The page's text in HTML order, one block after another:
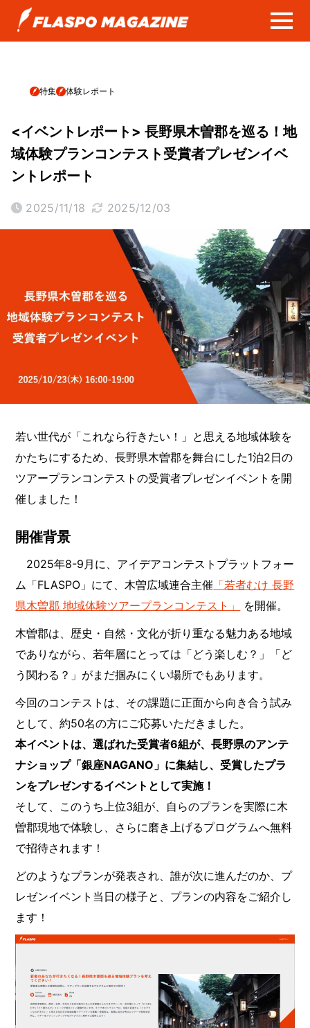
特集 体験レポート
<イベントレポート> 長野県木曽郡を巡る！地
域体験プランコンテスト受賞者プレゼンイベ
ントレポート
2025/11/18 2025/12/03
若い世代が「これなら行きたい！」と思える地域体験を
かたちにするため、長野県木曽郡を舞台にした1泊2日の
ツアープランコンテストの受賞者プレゼンイベントを開
催しました！
開催背景
2025年8-9月に、アイデアコンテストプラットフォー
ム「FLASPO」にて、木曽広域連合主催 「若者むけ 長野
県木曽郡 地域体験ツアープランコンテスト」
を開催。
木曽郡は、歴史・自然・文化が折り重なる魅力ある地域
でありながら、若年層にとっては「どう楽しむ？」「ど
う関わる？」がまだ掴みにくい場所でもあります。
今回のコンテストは、その課題に正面から向き合う試み
として、約50名の方にご応募いただきました。
本イベントは、選ばれた受賞者6組が、長野県のアンテ
ナショップ「銀座NAGANO」に集結し、受賞したプラ
ンをプレゼンするイベントとして実施！
そして、このうち上位3組が、自らのプランを実際に木
曽郡現地で体験し、さらに磨き上げるプログラムへ無料
で招待されます！
どのようなプランが発表され、誰が次に進んだのか、プ
レゼンイベント当日の様子と、プランの内容をご紹介し
ます！